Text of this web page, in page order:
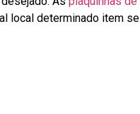
local determinado item se